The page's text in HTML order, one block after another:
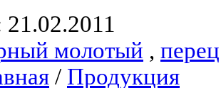
молотый , перец
/ Продукция